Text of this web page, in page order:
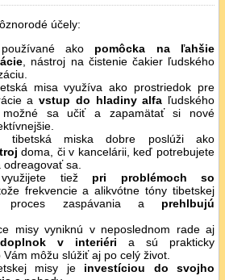
účely:
ako pomôcka na ľahšie
, nástroj na čistenie čakier ľudského
misa využíva ako prostriedok pre
avstup do hladiny alfa ľudského
sa učiť a zapamätať si nové
tibetská miska dobre poslúži ako
doma, či v kancelárii, keď potrebujete
sa.
tiež pri problémoch so
frekvencie a alikvótne tóny tibetskej
proces zaspávania a prehlbujú
misy vyniknú v neposlednom rade aj
v interiéri a sú prakticky
môžu slúžiť aj po celý život.
misy je investíciou do svojho